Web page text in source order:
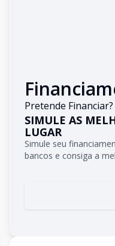
Pretende Financiar?
SIMULE AS
LUGAR
Simule seu
bancos e consiga a